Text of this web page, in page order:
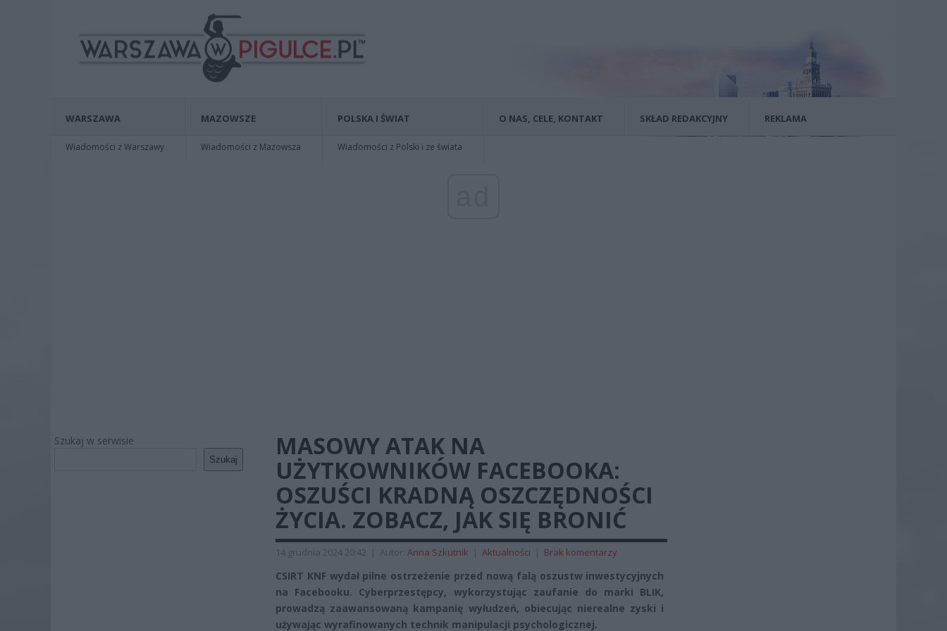
WARSZAWA
Wiadomości z Warszawy
MAZOWSZE
Wiadomości z Mazowsza
POLSKA I ŚWIAT
Wiadomości z Polski i ze świata
O NAS, CELE, KONTAKT SKŁAD REDAKCYJNY REKLAMA
Szukaj w serwisie
Szukaj
MASOWY ATAK NA
UŻYTKOWNIKÓW FACEBOOKA:
OSZUŚCI KRADNĄ OSZCZĘDNOŚCI
ŻYCIA. ZOBACZ, JAK SIĘ BRONIĆ
14 grudnia 2024 20:42 | Autor: Anna Szkutnik | Aktualności | Brak komentarzy
CSIRT KNF wydał pilne ostrzeżenie przed nową falą oszustw inwestycyjnych
na Facebooku. Cyberprzestępcy, wykorzystując zaufanie do marki BLIK,
prowadzą zaawansowaną kampanię wyłudzeń, obiecując nierealne zyski i
używając wyrafinowanych technik manipulacji psychologicznej.